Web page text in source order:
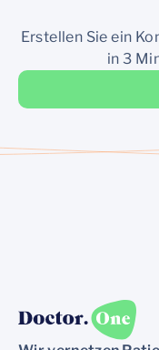
Erstellen Sie ein
in 3